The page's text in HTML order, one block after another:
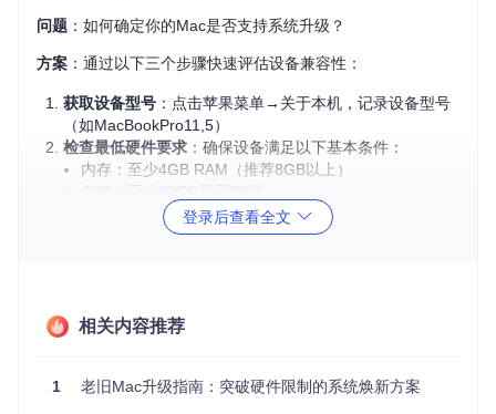
问题 ：如何确定你的Mac是否支持系统升级？
方案 ：通过以下三个步骤快速评估设备兼容性：
获取设备型号 ：点击苹果菜单→关于本机，记录设备型号
（如MacBookPro11,5）
检查最低硬件要求 ：确保设备满足以下基本条件：
内存：至少4GB RAM（推荐8GB以上）
处理器：64位Intel处理器（2008年以后机型）
运行兼容性检测脚本：
# 进入项目目录并运行检测脚本
登录后查看全文
相关内容推荐
1 老旧Mac升级指南：突破硬件限制的系统焕新方案